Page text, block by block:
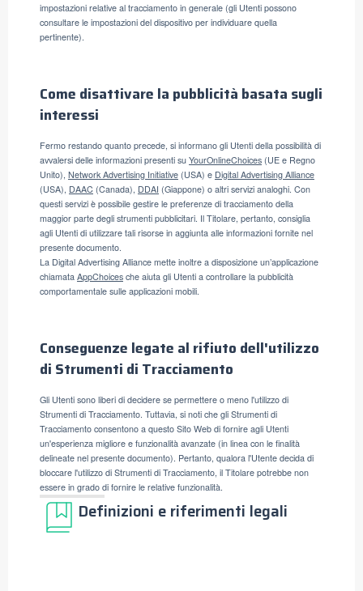
impostazioni relative al tracciamento in generale (gli Utenti possono
consultare le impostazioni del dispositivo per individuare quella
pertinente).
Come disattivare la pubblicità basata sugli
interessi
Fermo restando quanto precede, si informano gli Utenti della possibilità di
avvalersi delle informazioni presenti su YourOnlineChoices (UE e Regno
Unito), Network Advertising Initiative (USA) e Digital Advertising Alliance
(USA), DAAC (Canada), DDAI (Giappone) o altri servizi analoghi. Con
questi servizi è possibile gestire le preferenze di tracciamento della
maggior parte degli strumenti pubblicitari. Il Titolare, pertanto, consiglia
agli Utenti di utilizzare tali risorse in aggiunta alle informazioni fornite nel
presente documento.
La Digital Advertising Alliance mette inoltre a disposizione un’applicazione
chiamata AppChoices che aiuta gli Utenti a controllare la pubblicità
comportamentale sulle applicazioni mobili.
Conseguenze legate al rifiuto dell'utilizzo
di Strumenti di Tracciamento
Gli Utenti sono liberi di decidere se permettere o meno l'utilizzo di
Strumenti di Tracciamento. Tuttavia, si noti che gli Strumenti di
Tracciamento consentono a questo Sito Web di fornire agli Utenti
un'esperienza migliore e funzionalità avanzate (in linea con le finalità
delineate nel presente documento). Pertanto, qualora l'Utente decida di
bloccare l'utilizzo di Strumenti di Tracciamento, il Titolare potrebbe non
essere in grado di fornire le relative funzionalità.
Definizioni e riferimenti legali